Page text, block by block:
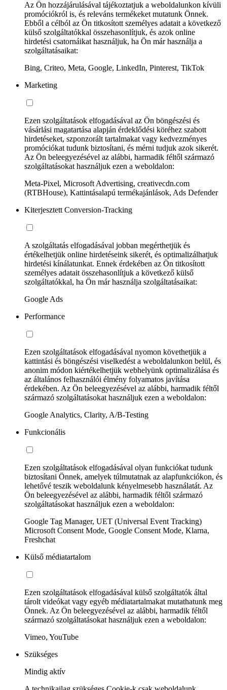
Az Ön hozzájárulásával tájékoztatjuk a weboldalunkon kívüli
promóciókról is, és releváns termékeket mutatunk Önnek.
Ebből a célból az Ön titkosított személyes adatait a következő
külső szolgáltatókkal összehasonlítjuk, és azok online
hirdetési csatornáikat használjuk, ha Ön már használja a
szolgáltatásaikat:
Bing, Criteo, Meta, Google, LinkedIn, Pinterest, TikTok
Marketing
Ezen szolgáltatások elfogadásával az Ön böngészési és
vásárlási magatartása alapján érdeklődési köréhez szabott
hirdetéseket, szponzorált tartalmakat vagy kedvezményes
promóciókat tudunk biztosítani, és mérni tudjuk azok sikerét.
Az Ön beleegyezésével az alábbi, harmadik féltől származó
szolgáltatásokat használjuk ezen a weboldalon:
Meta-Pixel, Microsoft Advertising, creativecdn.com
(RTBHouse), Kattintásalapú termékajánlások, Ads Defender
Kiterjesztett Conversion-Tracking
A szolgáltatás elfogadásával jobban megérthetjük és
értékelhetjük online hirdetéseink sikerét, és optimalizálhatjuk
hirdetési kínálatunkat. Ennek érdekében az Ön titkosított
személyes adatait összehasonlítjuk a következő külső
szolgáltatókkal, ha Ön már használja szolgáltatásaikat:
Google Ads
Performance
Ezen szolgáltatások elfogadásával nyomon követhetjük a
kattintási és böngészési viselkedést a weboldalunkon belül, és
anonim módon kiértékelhetjük webhelyünk optimalizálása és
az általános felhasználói élmény folyamatos javítása
érdekében. Az Ön beleegyezésével az alábbi, harmadik féltől
származó szolgáltatásokat használjuk ezen a weboldalon:
Google Analytics, Clarity, A/B-Testing
Funkcionális
Ezen szolgáltatások elfogadásával olyan funkciókat tudunk
biztosítani Önnek, amelyek túlmutatnak az alapfunkciókon, és
lehetővé teszik weboldalunk kényelmesebb használatát. Az
Ön beleegyezésével az alábbi, harmadik féltől származó
szolgáltatásokat használjuk ezen a weboldalon:
Google Tag Manager, UET (Universal Event Tracking)
Microsoft Consent Mode, Google Consent Mode, Klarna,
Freshchat
Külső médiatartalom
Ezen szolgáltatások elfogadásával külső szolgáltatók által
tárolt videókat vagy egyéb médiatartalmakat mutathatunk meg
Önnek. Az Ön beleegyezésével az alábbi, harmadik féltől
származó szolgáltatásokat használjuk ezen a weboldalon:
Vimeo, YouTube
Szükséges
Mindig aktív